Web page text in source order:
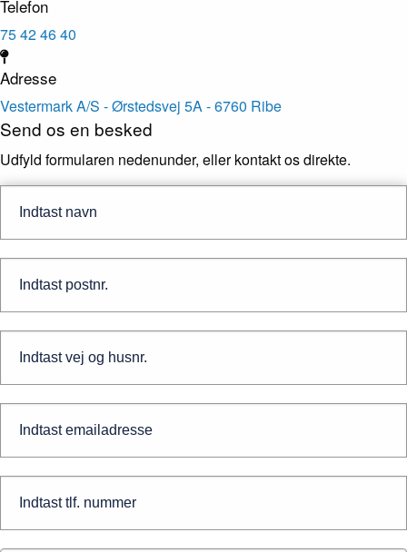
Telefon
75 42 46 40
Adresse
Vestermark A/S - Ørstedsvej 5A - 6760 Ribe
Send os en besked
Udfyld formularen nedenunder, eller kontakt os direkte.